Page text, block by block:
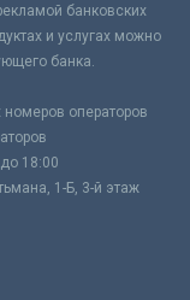
банковских
и услугах можно
банка.
номеров операторов
18:00
1-Б, 3-й этаж